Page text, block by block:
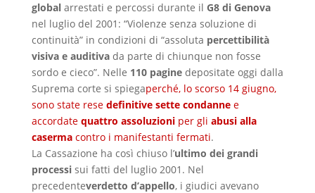
globalarrestati e percossi durante il G8 di Genova
nel luglio del 2001: “Violenze senza soluzione di
continuità” in condizioni di “assoluta percettibilità
visiva e auditivada parte di chiunque non fosse
sordo e cieco”. Nelle 110 paginedepositate oggi dalla
Suprema corte si spiegaperché, lo scorso 14 giugno,
sono state rese definitive sette condannee
accordate quattro assoluzioniper gli abusi alla
casermacontro i manifestanti fermati.
La Cassazione ha così chiuso l’ultimo dei grandi
processisui fatti del luglio 2001. Nel
precedenteverdetto d’appello, i giudici avevano